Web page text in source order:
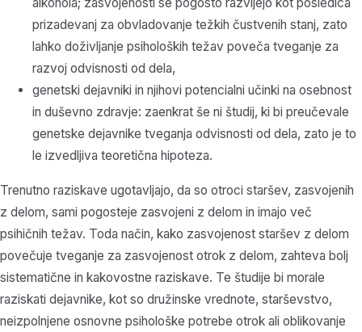
prizadevanj za obvladovanje težkih čustvenih stanj, zato
lahko doživljanje psiholoških težav poveča tveganje za
razvoj odvisnosti od dela,
genetski dejavniki in njihovi potencialni učinki na osebnost
in duševno zdravje: zaenkrat še ni študij, ki bi preučevale
genetske dejavnike tveganja odvisnosti od dela, zato je to
le izvedljiva teoretična hipoteza.
Trenutno raziskave ugotavljajo, da so otroci staršev, zasvojenih
z delom, sami pogosteje zasvojeni z delom in imajo več
psihičnih težav. Toda način, kako zasvojenost staršev z delom
povečuje tveganje za zasvojenost otrok z delom, zahteva bolj
sistematične in kakovostne raziskave. Te študije bi morale
raziskati dejavnike, kot so družinske vrednote, starševstvo,
neizpolnjene osnovne psihološke potrebe otrok ali oblikovanje